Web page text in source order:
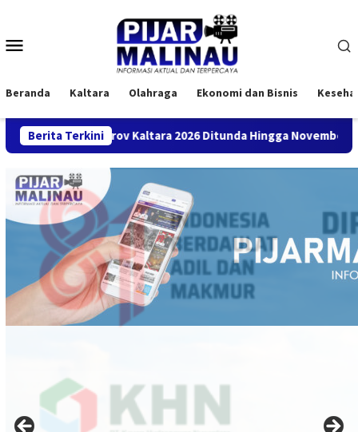
konten
Beranda Kaltara Olahraga Ekonomi dan Bisnis
Berita Terkini
Kaltara 2026 Ditunda Hingga November Bupati FC